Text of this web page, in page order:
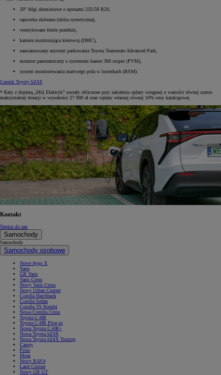
20" felgi aluminiowe z oponami 235/50 R20,
tapicerka skórzana (skóra syntetyczna),
wentylowane fotele przednie,
kamera monitorująca kierowcę (DMC),
zaawansowany asystent parkowania Toyota Teammate Advanced Park,
monitor panoramiczny z systemem kamer 360 stopni (PVM),
system monitorowania martwego pola w lusterkach (BSM).
Cennik Toyoty bZ4X
* Raty z dopłatą „Mój Elektryk” zostały obliczone przy założeniu opłaty wstępnej o wartości równej sumie
maksymalnej dotacji w wysokości 27 000 zł oraz wpłaty własnej równej 10% ceny katalogowej.
Kontakt
Napisz do nas
Samochody
Samochody
Samochody osobowe
Nowe Aygo X
Yaris
GR Yaris
Yaris Cross
Nowy Yaris Cross
Nowy Urban Cruiser
Corolla Hatchback
Corolla Sedan
Corolla TS Kombi
Nowa Corolla Cross
Toyota C-HR
Toyota C-HR Plug-in
Nowa Toyota C-HR+
Nowa Toyota bZ4X
Nowa Toyota bZ4X Touring
Camry
Prius
Mirai
Nowy RAV4
Land Cruiser
Nowy GR GT